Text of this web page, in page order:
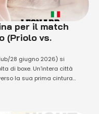
per il match
(Priolo vs.
28 giugno 2026) si
di boxe. Un'intera città
la sua prima cintura
Bajrami. Domenica 28